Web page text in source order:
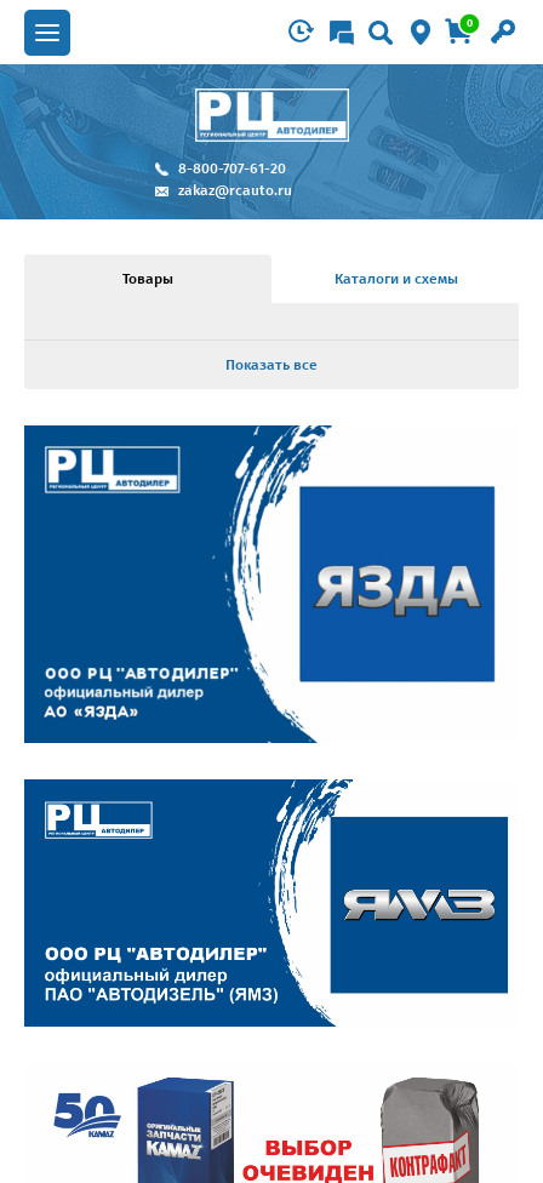
0
8-800-707-61-20
zakaz@rcauto.ru
Товары Каталоги и схемы
Показать все